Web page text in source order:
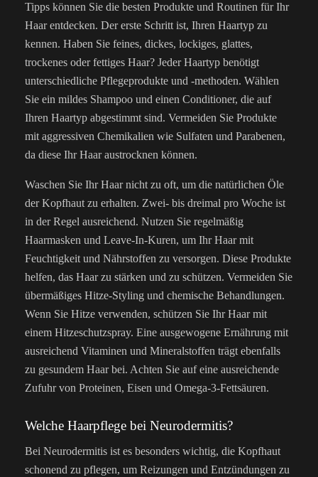
Tipps können Sie die besten Produkte und Routinen für Ihr
Haar entdecken. Der erste Schritt ist, Ihren Haartyp zu
kennen. Haben Sie feines, dickes, lockiges, glattes,
trockenes oder fettiges Haar? Jeder Haartyp benötigt
unterschiedliche Pflegeprodukte und -methoden. Wählen
Sie ein mildes Shampoo und einen Conditioner, die auf
Ihren Haartyp abgestimmt sind. Vermeiden Sie Produkte
mit aggressiven Chemikalien wie Sulfaten und Parabenen,
da diese Ihr Haar austrocknen können.
Waschen Sie Ihr Haar nicht zu oft, um die natürlichen Öle
der Kopfhaut zu erhalten. Zwei- bis dreimal pro Woche ist
in der Regel ausreichend. Nutzen Sie regelmäßig
Haarmasken und Leave-In-Kuren, um Ihr Haar mit
Feuchtigkeit und Nährstoffen zu versorgen. Diese Produkte
helfen, das Haar zu stärken und zu schützen. Vermeiden Sie
übermäßiges Hitze-Styling und chemische Behandlungen.
Wenn Sie Hitze verwenden, schützen Sie Ihr Haar mit
einem Hitzeschutzspray. Eine ausgewogene Ernährung mit
ausreichend Vitaminen und Mineralstoffen trägt ebenfalls
zu gesundem Haar bei. Achten Sie auf eine ausreichende
Zufuhr von Proteinen, Eisen und Omega-3-Fettsäuren.
Welche Haarpflege bei Neurodermitis?
Bei Neurodermitis ist es besonders wichtig, die Kopfhaut
schonend zu pflegen, um Reizungen und Entzündungen zu